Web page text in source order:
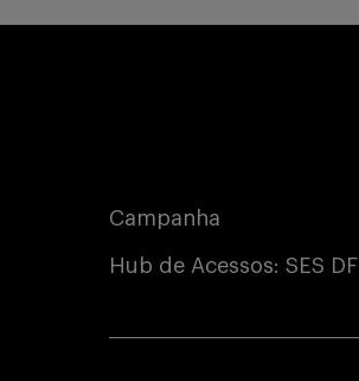
Campanha
Hub de Acessos: SES DF